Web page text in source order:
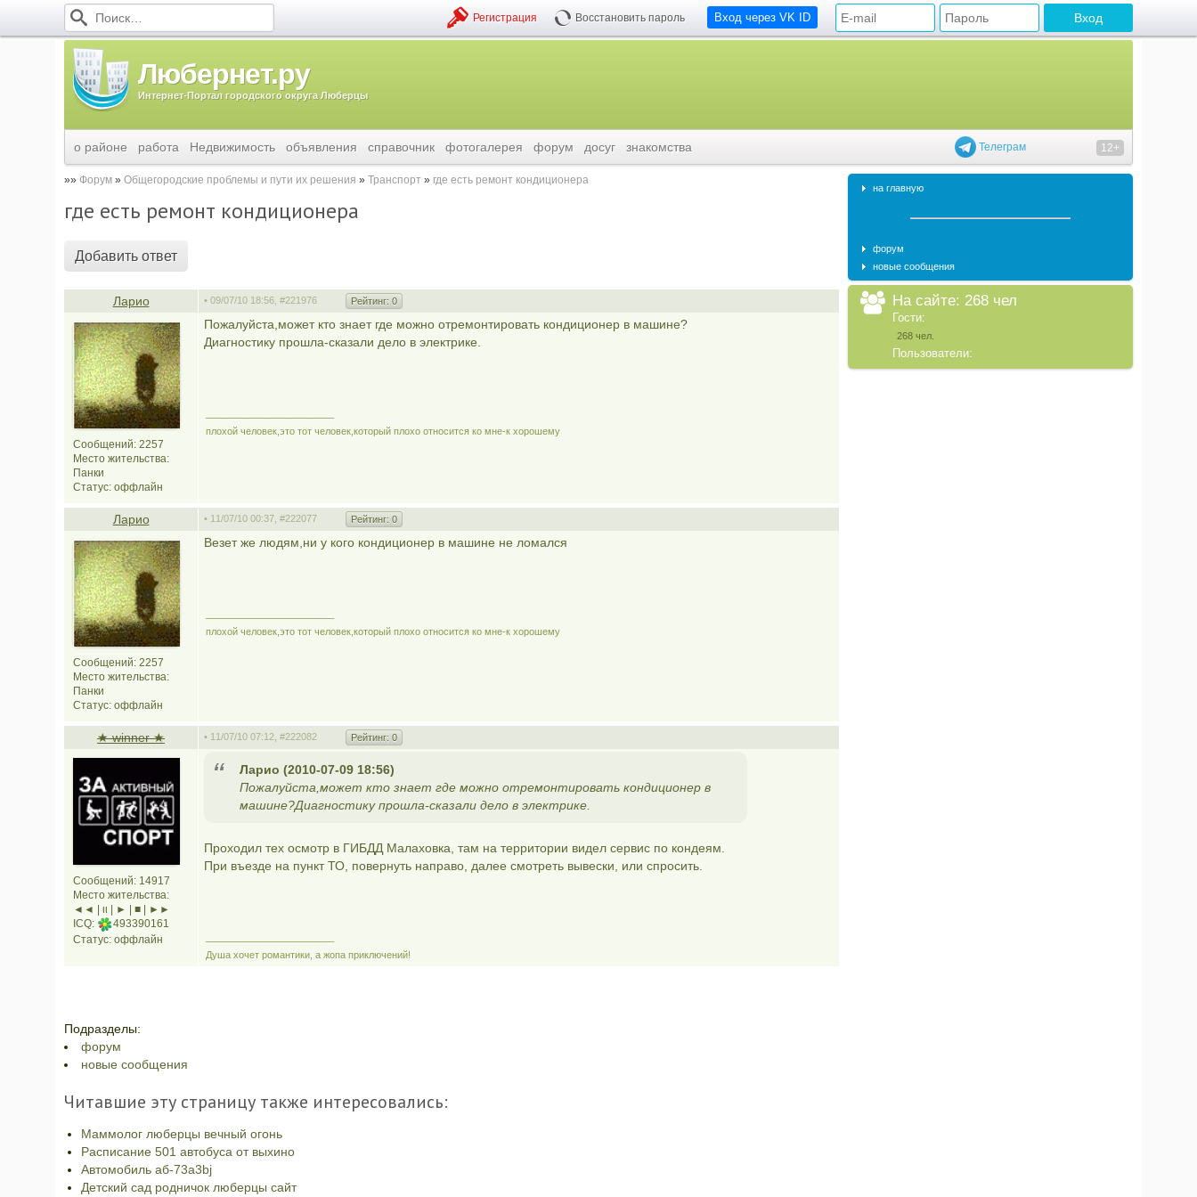
Вход через VK ID
Регистрация Восстановить пароль
Любернет.ру
Интернет-Портал городского округа Люберцы
Телеграм 12+
о районе работа Недвижимость объявления справочник фотогалерея форум досуг знакомства
Форум Общегородские проблемы и пути их решения Транспорт где есть ремонт кондиционера
где есть ремонт кондиционера
Добавить ответ
Ларио • 09/07/10 18:56, #221976 Рейтинг: 0
Сообщений: 2257
Место жительства:
Панки
Статус: оффлайн
Пожалуйста,может кто знает где можно отремонтировать кондиционер в машине?
Диагностику прошла-сказали дело в электрике.
плохой человек,это тот человек,который плохо относится ко мне-к хорошему
Ларио • 11/07/10 00:37, #222077 Рейтинг: 0
Сообщений: 2257
Место жительства:
Панки
Статус: оффлайн
Везет же людям,ни у кого кондиционер в машине не ломался
плохой человек,это тот человек,который плохо относится ко мне-к хорошему
★ winner ★ • 11/07/10 07:12, #222082 Рейтинг: 0
Сообщений: 14917
Место жительства:
◄◄ | ιι | ► | ■ | ►►
ICQ:
493390161
Статус: оффлайн
Ларио (2010-07-09 18:56)
Пожалуйста,может кто знает где можно отремонтировать кондиционер в
машине?Диагностику прошла-сказали дело в электрике.
Проходил тех осмотр в ГИБДД Малаховка, там на территории видел сервис по кондеям.
При въезде на пункт ТО, повернуть направо, далее смотреть вывески, или спросить.
Душа хочет романтики, а жопа приключений!
Подразделы:
форум
новые сообщения
Читавшие эту страницу также интересовались:
Маммолог люберцы вечный огонь
Расписание 501 автобуса от выхино
Автомобиль аб-73a3bj
Детский сад родничок люберцы сайт
на главную
форум
новые сообщения
На сайте: 268 чел
Гости:
268 чел.
Пользователи: